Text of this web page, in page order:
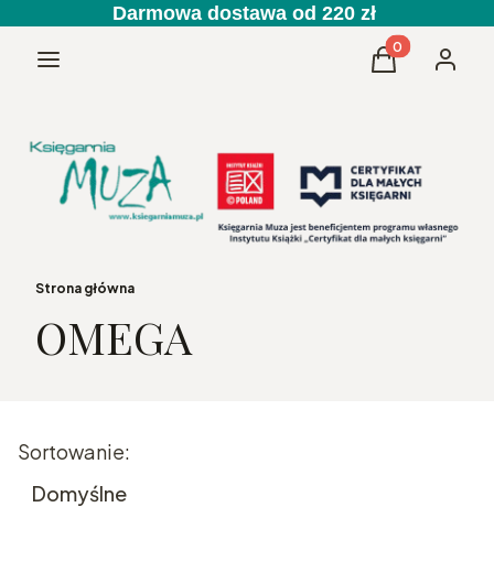
Darmowa dostawa od 220 zł
Menu Produkty w
Koszyk
Strona główna
OMEGA
Lista produktów
Sortowanie:
Domyślne